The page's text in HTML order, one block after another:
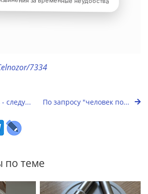
7334
следу... По запросу "человек по...
по теме